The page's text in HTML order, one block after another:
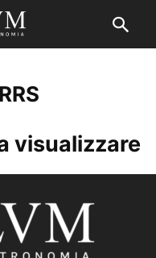
visualizzare